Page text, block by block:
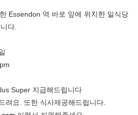
Essendon 역 바로 앞에 위치한 일식당
다.
Super 지급해드립니다
려요. 또한 식사제공해드립니다.